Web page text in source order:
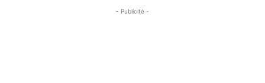
- Publicité -